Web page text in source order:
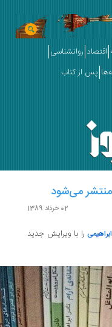
روانشناسی
کتاب
می‌شود
را با ویرایش جدید